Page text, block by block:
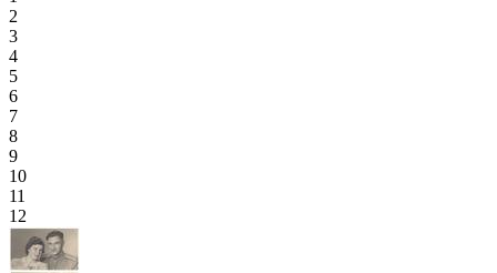
2
3
4
5
6
7
8
9
10
11
12